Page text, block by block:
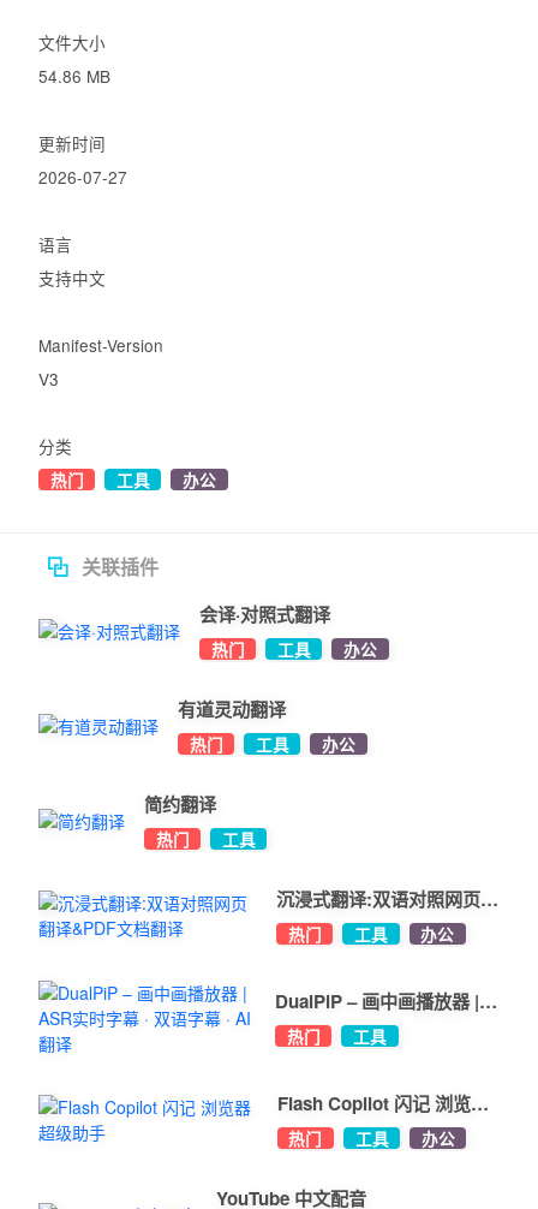
文件大小
54.86 MB
更新时间
2026-07-27
语言
支持中文
Manifest-Version
V3
分类
热门 工具 办公
关联插件
会译·对照式翻译
热门 工具 办公
有道灵动翻译
热门 工具 办公
简约翻译
热门 工具
沉浸式翻译:双语对照网页翻
译&PDF文档翻译
热门 工具 办公
DualPiP – 画中画播放器 |
ASR实时字幕 · 双语字幕 ·
AI翻译
热门 工具
Flash Copilot 闪记 浏览器
超级助手
热门 工具 办公
YouTube 中文配音